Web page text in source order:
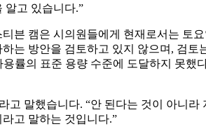
알고 있습니다.”
븐 캠은 시의원들에게 현재로서는 토
는 방안을 검토하고 있지 않으며, 검토
용률의 표준 용량 수준에 도달하지 못했
고 말했습니다. “안 된다는 것이 아니라
고 말하는 것입니다.”